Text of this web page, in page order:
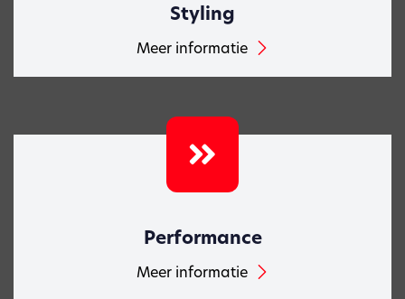
Styling
Meer informatie
Performance
Meer informatie